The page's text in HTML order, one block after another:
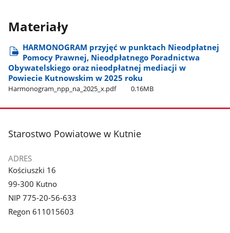
Materiały
HARMONOGRAM przyjęć w punktach Nieodpłatnej
Pomocy Prawnej, Nieodpłatnego Poradnictwa
Obywatelskiego oraz nieodpłatnej mediacji w
Powiecie Kutnowskim w 2025 roku
Harmonogram​_npp​_na​_2025​_x.pdf 0.16MB
stopka
Starostwo Powiatowe w Kutnie
ADRES
Kościuszki 16
99-300 Kutno
NIP 775-20-56-633
Regon 611015603